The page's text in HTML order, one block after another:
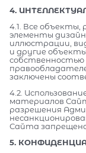
4.
4.1. Все
элементы
иллюстрации,
и другие
заключены
4.2.
материалов
разрешения
Сайта
5.